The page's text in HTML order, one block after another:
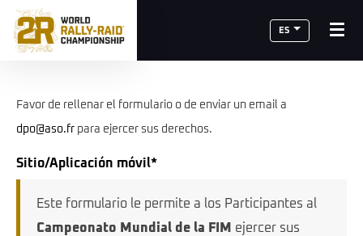
ES
Favor de rellenar el formulario o de enviar un email a
dpo@aso.fr para ejercer sus derechos.
Sitio/Aplicación móvil*
Este formulario le permite a los Participantes al
Campeonato Mundial de la FIM ejercer sus